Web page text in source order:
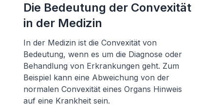
Die Bedeutung der Convexität
in der Medizin
In der Medizin ist die Convexität von
Bedeutung, wenn es um die Diagnose oder
Behandlung von Erkrankungen geht. Zum
Beispiel kann eine Abweichung von der
normalen Convexität eines Organs Hinweis
auf eine Krankheit sein.